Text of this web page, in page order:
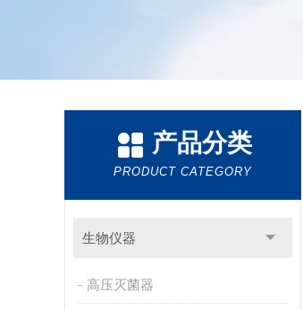
产品分类
PRODUCT CATEGORY
生物仪器
高压灭菌器